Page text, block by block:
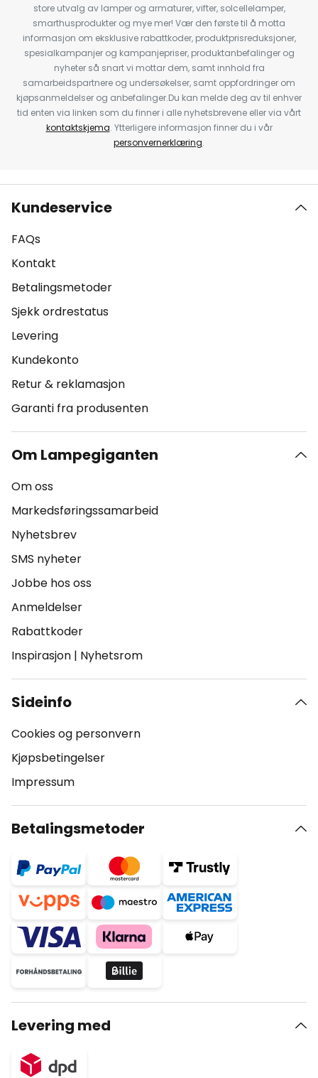
store utvalg av lamper og armaturer, vifter, solcellelamper,
smarthusprodukter og mye mer! Vær den første til å motta
informasjon om eksklusive rabattkoder, produktprisreduksjoner,
spesialkampanjer og kampanjepriser, produktanbefalinger og
nyheter så snart vi mottar dem, samt innhold fra
samarbeidspartnere og undersøkelser, samt oppfordringer om
kjøpsanmeldelser og anbefalinger.Du kan melde deg av til enhver
tid enten via linken som du finner i alle nyhetsbrevene eller via vårt
kontaktskjema. Ytterligere informasjon finner du i vår
personvernerklæring.
Kundeservice
FAQs
Kontakt
Betalingsmetoder
Sjekk ordrestatus
Levering
Kundekonto
Retur & reklamasjon
Garanti fra produsenten
Om Lampegiganten
Om oss
Markedsføringssamarbeid
Nyhetsbrev
SMS nyheter
Jobbe hos oss
Anmeldelser
Rabattkoder
Inspirasjon | Nyhetsrom
Sideinfo
Cookies og personvern
Kjøpsbetingelser
Impressum
Betalingsmetoder
Levering med